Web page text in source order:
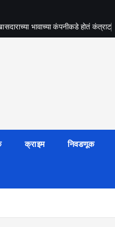
भावाच्या कंपनीकडे होतं कंत्राट
क्राइम निवडणूक